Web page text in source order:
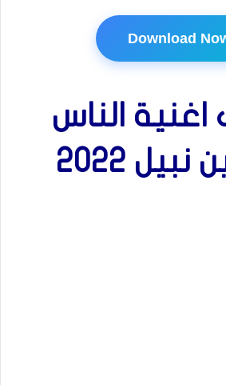
Download
الناس
نبيل 2022